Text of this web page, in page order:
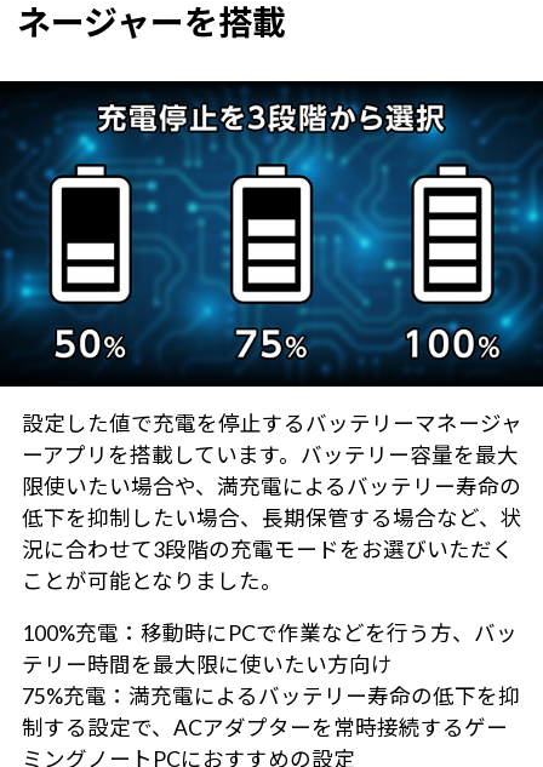
ネージャーを搭載
設定した値で充電を停止するバッテリーマネージャ
ーアプリを搭載しています。バッテリー容量を最大
限使いたい場合や、満充電によるバッテリー寿命の
低下を抑制したい場合、長期保管する場合など、状
況に合わせて3段階の充電モードをお選びいただく
ことが可能となりました。
100%充電：移動時にPCで作業などを行う方、バッ
テリー時間を最大限に使いたい方向け
75%充電：満充電によるバッテリー寿命の低下を抑
制する設定で、ACアダプターを常時接続するゲー
ミングノートPCにおすすめの設定